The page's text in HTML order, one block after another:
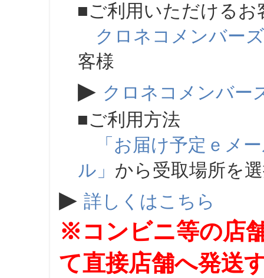
■ご利用いただけるお
クロネコメンバーズ
客様
▶ クロネコメンバー
■ご利用方法
「お届け予定ｅメ
ル」 から受取場所を
▶ 詳しくはこちら
※コンビニ等の店
て直接店舗へ発送